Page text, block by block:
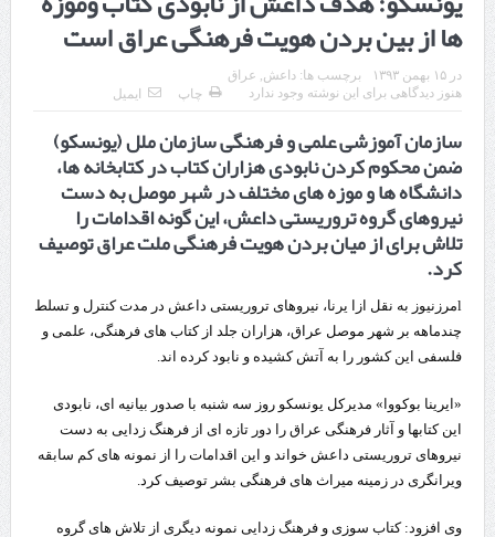
چابهار، جایی که دریا به زندگی سلام می‌کند
گزارش ویژه؛
قدردانی وزیر میراث فرهنگی، گردشگری و صنایع دستی از استاندار اردبیل
استاندار اردبیل در دیدار دبیر شورای‌عالی مناطق آزاد و ویژه اقتصادی:
راه‌اندازی کامل منطقه آزاد اردبیل-بیله‌سوار و منطقه ویژه اقتصادی نمین تسریع
شود
در دیدار استاندار اردبیل و مدیرعامل بانک سینا محقق شد؛
تخصیص ۳۰۰میلیارد تومان برای تکمیل بزرگراه اردبیل-سرچم
کشف ۱۱ قبضه سلاح کلت کمری توسط مرزبانان هنگ مرزی ارومیه
رئیس سازمان راهداری:
مرز چیلات دهلران می‌تواند مکمل مرز بین‌المللی مهران شود
ها از بین بردن هویت فرهنگی عراق است
در ۱۵ بهمن ۱۳۹۳ برچسب ها: داعش, عراق
هنوز دیدگاهی برای این نوشته وجود ندارد
چاپ ایمیل
سازمان آموزشی علمی و فرهنگی سازمان ملل (یونسکو)
ضمن محکوم کردن نابودی هزاران کتاب در کتابخانه ها،
دانشگاه ها و موزه های مختلف در شهر موصل به دست
نیروهای گروه تروریستی داعش، این گونه اقدامات را
تلاش برای از میان بردن هویت فرهنگی ملت عراق توصیف
کرد.
lمرزنیوز به نقل ازا یرنا، نیروهای تروریستی داعش در مدت کنترل و تسلط
چندماهه بر شهر موصل عراق، هزاران جلد از کتاب های فرهنگی، علمی و
فلسفی این کشور را به آتش کشیده و نابود کرده اند.
«ایرینا بوکووا» مدیرکل یونسکو روز سه شنبه با صدور بیانیه ای، نابودی
این کتابها و آثار فرهنگی عراق را دور تازه ای از فرهنگ زدایی به دست
نیروهای تروریستی داعش خواند و این اقدامات را از نمونه های کم سابقه
ویرانگری در زمینه میراث های فرهنگی بشر توصیف کرد.
وی افزود: کتاب سوزی و فرهنگ زدایی نمونه دیگری از تلاش های گروه